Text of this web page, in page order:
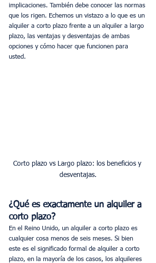
implicaciones. También debe conocer las normas
que los rigen. Echemos un vistazo a lo que es un
alquiler a corto plazo frente a un alquiler a largo
plazo, las ventajas y desventajas de ambas
opciones y cómo hacer que funcionen para
usted.
Corto plazo vs Largo plazo: los beneficios y
desventajas.
¿Qué es exactamente un alquiler a
corto plazo?
En el Reino Unido, un alquiler a corto plazo es
cualquier cosa menos de seis meses. Si bien
este es el significado formal de alquiler a corto
plazo, en la mayoría de los casos, los alquileres